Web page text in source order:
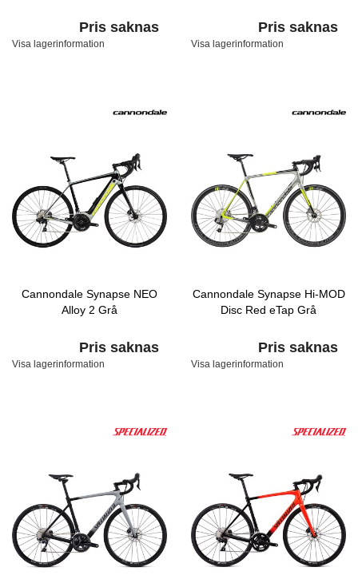
Pris saknas
Visa lagerinformation
Pris saknas
Visa lagerinformation
Cannondale Synapse NEO
Alloy 2 Grå
Pris saknas
Visa lagerinformation
Cannondale Synapse Hi-MOD
Disc Red eTap Grå
Pris saknas
Visa lagerinformation